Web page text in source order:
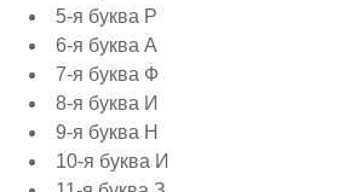
5-я буква Р
6-я буква А
7-я буква Ф
8-я буква И
9-я буква Н
10-я буква И